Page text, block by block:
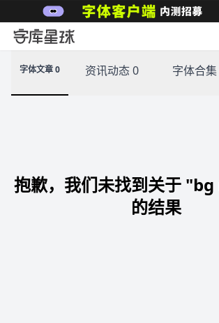
字体文章 0 资讯动态 0 字体合
抱歉，我们未找到关于
的结果